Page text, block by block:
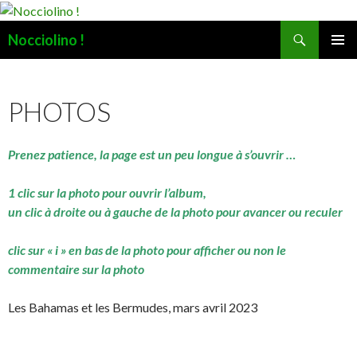
Nocciolino !
PHOTOS
Prenez patience, la page est un peu longue à s’ouvrir …
1 clic sur la photo pour ouvrir l’album,
un clic à droite ou à gauche de la photo pour avancer ou reculer
clic sur « i » en bas de la photo pour afficher ou non le
commentaire sur la photo
Les Bahamas et les Bermudes, mars avril 2023